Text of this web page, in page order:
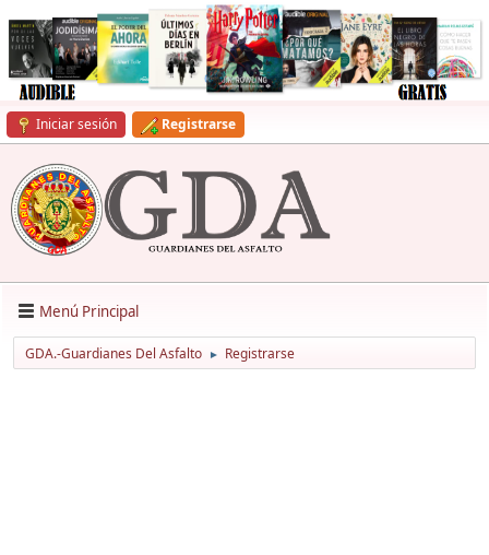
Iniciar sesión Registrarse
Menú Principal
GDA.-Guardianes Del Asfalto ► Registrarse